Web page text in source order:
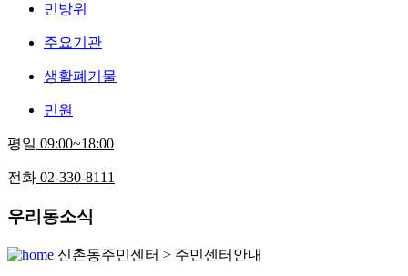
민방위
주요기관
생활폐기물
민원
평일 09:00~18:00
전화 02-330-8111
우리동소식
신촌동주민센터 > 주민센터안내